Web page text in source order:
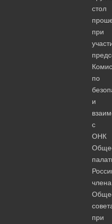
стол
при
по
и
с
ОНК
члена
при